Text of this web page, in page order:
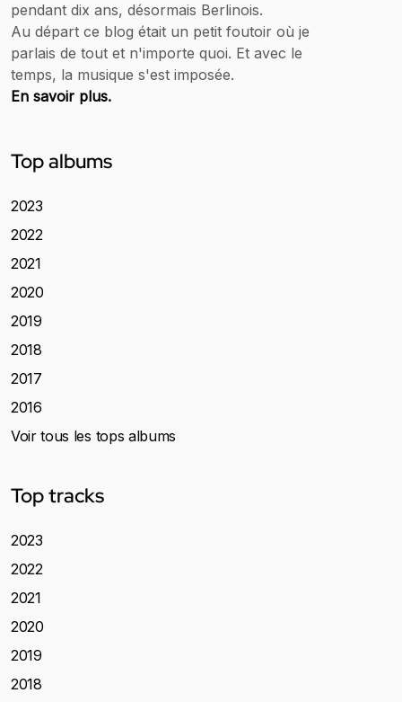
pendant dix ans, désormais Berlinois.
Au départ ce blog était un petit foutoir où je
parlais de tout et n'importe quoi. Et avec le
temps, la musique s'est imposée.
En savoir plus.
Top albums
2023
2022
2021
2020
2019
2018
2017
2016
Voir tous les tops albums
Top tracks
2023
2022
2021
2020
2019
2018